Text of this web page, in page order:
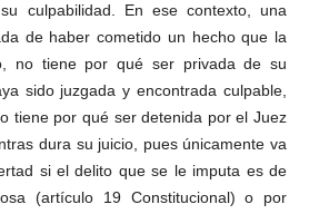
culpabilidad. En ese contexto, una
de haber cometido un hecho que la
no tiene por qué ser privada de su
sido juzgada y encontrada culpable,
tiene por qué ser detenida por el Juez
dura su juicio, pues únicamente va
si el delito que se le imputa es de
(artículo 19 Constitucional) o por